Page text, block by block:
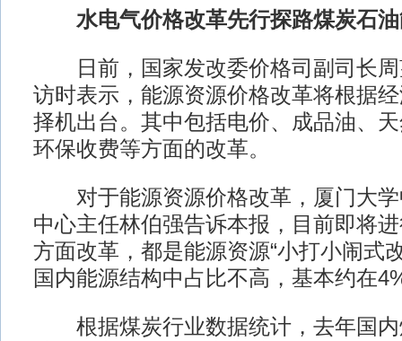
水电气价格改革先行探路煤炭石油
日前，国家发改委价格司副司长周
访时表示，能源资源价格改革将根据
择机出台。其中包括电价、成品油、
环保收费等方面的改革。
对于能源资源价格改革，厦门大学
中心主任林伯强告诉本报，目前即将
方面改革，都是能源资源“小打小闹式
国内能源结构中占比不高，基本约在
根据煤炭行业数据统计，去年国内